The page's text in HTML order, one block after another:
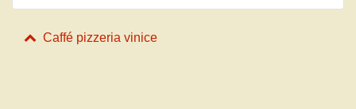
Caffé pizzeria vinice